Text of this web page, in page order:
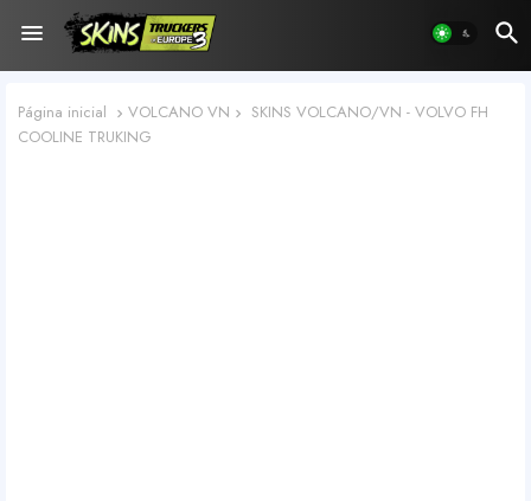
Página inicial VOLCANO VN
SKINS VOLCANO/VN - VOLVO FH
COOLINE TRUKING